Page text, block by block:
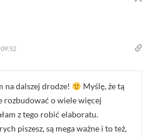
na dalszej drodze!
Myślę, że tą
rozbudować o wiele więcej
z tego robić elaboratu.
piszesz, są mega ważne i to też,